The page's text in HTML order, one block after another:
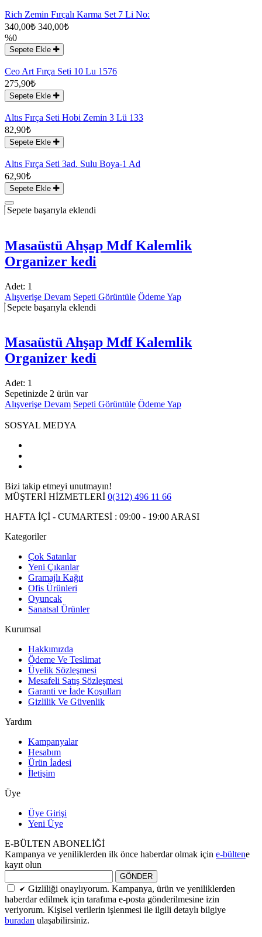
Rich Zemin Fırçalı Karma Set 7 Li No:
340,00₺ 340,00₺
%0
Sepete Ekle
Ceo Art Fırça Seti 10 Lu 1576
275,90₺
Sepete Ekle
Altıs Fırça Seti Hobi Zemin 3 Lü 133
82,90₺
Sepete Ekle
Altıs Fırça Seti 3ad. Sulu Boya-1 Ad
62,90₺
Sepete Ekle
Sepete başarıyla eklendi
Masaüstü Ahşap Mdf Kalemlik
Organizer kedi
Adet: 1
Alışverişe Devam Sepeti Görüntüle Ödeme Yap
Sepete başarıyla eklendi
Masaüstü Ahşap Mdf Kalemlik
Organizer kedi
Adet: 1
Sepetinizde 2 ürün var
Alışverişe Devam Sepeti Görüntüle Ödeme Yap
SOSYAL MEDYA
Bizi takip etmeyi unutmayın!
MÜŞTERİ HİZMETLERİ 0(312) 496 11 66
HAFTA İÇİ - CUMARTESİ : 09:00 - 19:00 ARASI
Kategoriler
Çok Satanlar
Yeni Çıkanlar
Gramajlı Kağıt
Ofis Ürünleri
Oyuncak
Sanatsal Ürünler
Kurumsal
Hakkımızda
Ödeme Ve Teslimat
Üyelik Sözleşmesi
Mesafeli Satış Sözleşmesi
Garanti ve İade Koşulları
Gizlilik Ve Güvenlik
Yardım
Kampanyalar
Hesabım
Ürün İadesi
İletişim
Üye
Üye Girişi
Yeni Üye
E-BÜLTEN ABONELİĞİ
Kampanya ve yeniliklerden ilk önce haberdar olmak için e-bültene
kayıt olun
GÖNDER
Gizliliği onaylıyorum. Kampanya, ürün ve yeniliklerden
haberdar edilmek için tarafıma e-posta gönderilmesine izin
veriyorum. Kişisel verilerin işlenmesi ile ilgili detaylı bilgiye
buradan ulaşabilirsiniz.